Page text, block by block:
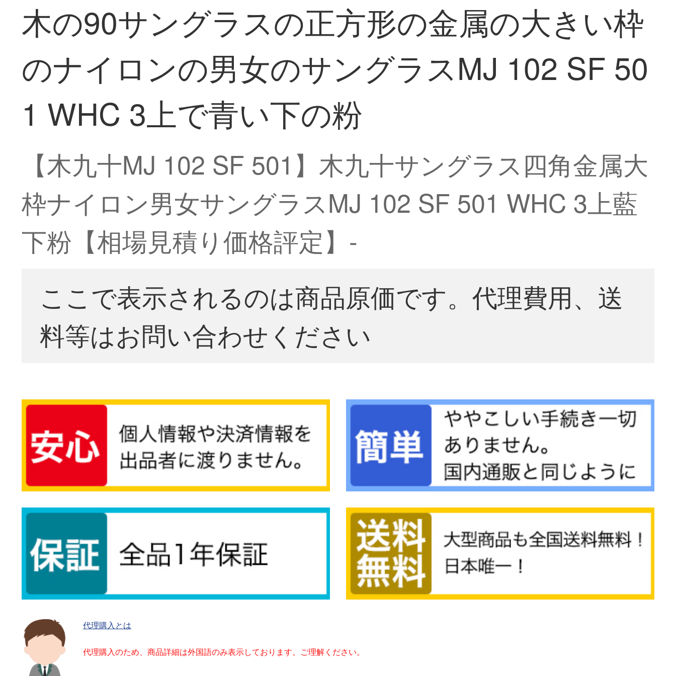
木の90サングラスの正方形の金属の大きい枠
のナイロンの男女のサングラスMJ 102 SF 50
1 WHC 3上で青い下の粉
【木九十MJ 102 SF 501】木九十サングラス四角金属大
枠ナイロン男女サングラスMJ 102 SF 501 WHC 3上藍
下粉【相場見積り価格評定】-
ここで表示されるのは商品原価です。代理費用、送
料等はお問い合わせください
代理購入とは
代理購入のため、商品詳細は外国語のみ表示しております。ご理解ください。